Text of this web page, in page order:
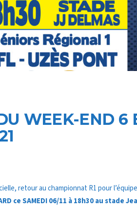
WEEK-END 6
retour au championnat R1 pour
ce SAMEDI 06/11 à 18h30 au stade